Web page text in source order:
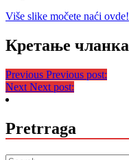
Više slike močete naći ovde!
Кретање чланка
Previous Previous post:
Next Next post:
Pretrraga